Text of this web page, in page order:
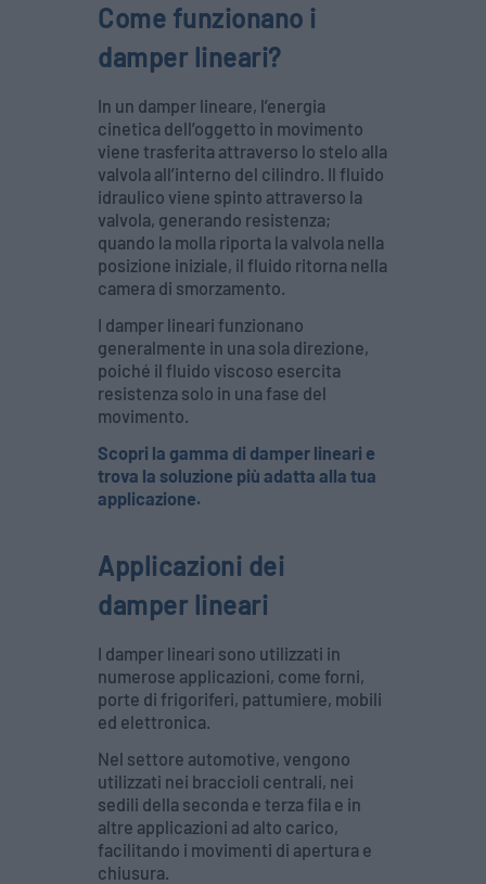
Come funzionano i
damper lineari?
In un damper lineare, l’energia
cinetica dell’oggetto in movimento
viene trasferita attraverso lo stelo alla
valvola all’interno del cilindro. Il fluido
idraulico viene spinto attraverso la
valvola, generando resistenza;
quando la molla riporta la valvola nella
posizione iniziale, il fluido ritorna nella
camera di smorzamento.
I damper lineari funzionano
generalmente in una sola direzione,
poiché il fluido viscoso esercita
resistenza solo in una fase del
movimento.
Scopri la gamma di damper lineari e
trova la soluzione più adatta alla tua
applicazione.
Applicazioni dei
damper lineari
I damper lineari sono utilizzati in
numerose applicazioni, come forni,
porte di frigoriferi, pattumiere, mobili
ed elettronica.
Nel settore automotive, vengono
utilizzati nei braccioli centrali, nei
sedili della seconda e terza fila e in
altre applicazioni ad alto carico,
facilitando i movimenti di apertura e
chiusura.